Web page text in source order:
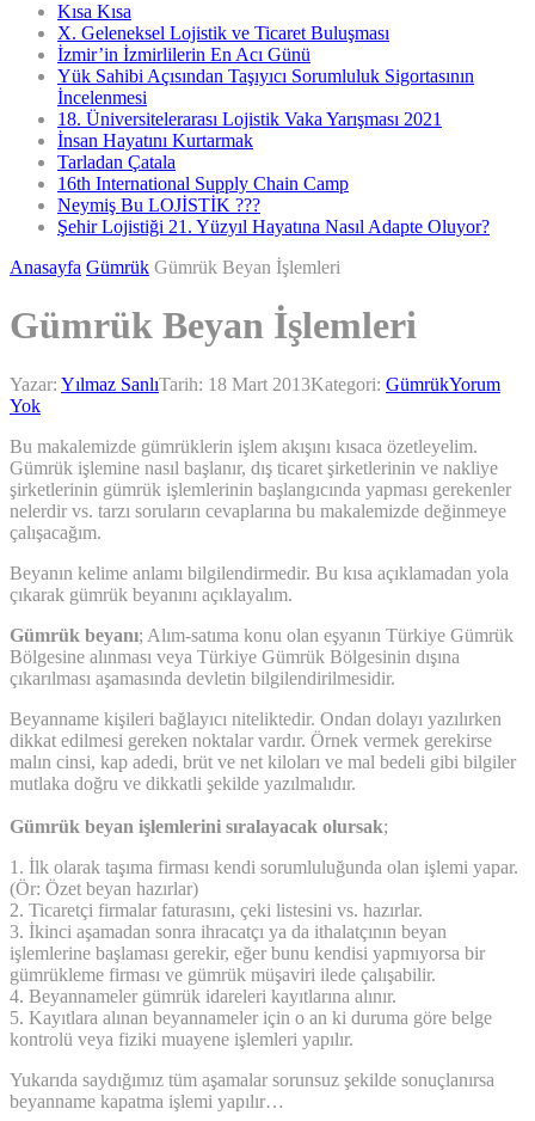
Kısa Kısa
X. Geleneksel Lojistik ve Ticaret Buluşması
İzmir’in İzmirlilerin En Acı Günü
Yük Sahibi Açısından Taşıyıcı Sorumluluk Sigortasının
İncelenmesi
18. Üniversitelerarası Lojistik Vaka Yarışması 2021
İnsan Hayatını Kurtarmak
Tarladan Çatala
16th International Supply Chain Camp
Neymiş Bu LOJİSTİK ???
Şehir Lojistiği 21. Yüzyıl Hayatına Nasıl Adapte Oluyor?
Anasayfa Gümrük Gümrük Beyan İşlemleri
Gümrük Beyan İşlemleri
Yazar: Yılmaz SanlıTarih: 18 Mart 2013Kategori: GümrükYorum
Yok
Bu makalemizde gümrüklerin işlem akışını kısaca özetleyelim.
Gümrük işlemine nasıl başlanır, dış ticaret şirketlerinin ve nakliye
şirketlerinin gümrük işlemlerinin başlangıcında yapması gerekenler
nelerdir vs. tarzı soruların cevaplarına bu makalemizde değinmeye
çalışacağım.
Beyanın kelime anlamı bilgilendirmedir. Bu kısa açıklamadan yola
çıkarak gümrük beyanını açıklayalım.
Gümrük beyanı; Alım-satıma konu olan eşyanın Türkiye Gümrük
Bölgesine alınması veya Türkiye Gümrük Bölgesinin dışına
çıkarılması aşamasında devletin bilgilendirilmesidir.
Beyanname kişileri bağlayıcı niteliktedir. Ondan dolayı yazılırken
dikkat edilmesi gereken noktalar vardır. Örnek vermek gerekirse
malın cinsi, kap adedi, brüt ve net kiloları ve mal bedeli gibi bilgiler
mutlaka doğru ve dikkatli şekilde yazılmalıdır.
Gümrük beyan işlemlerini sıralayacak olursak;
1. İlk olarak taşıma firması kendi sorumluluğunda olan işlemi yapar.
(Ör: Özet beyan hazırlar)
2. Ticaretçi firmalar faturasını, çeki listesini vs. hazırlar.
3. İkinci aşamadan sonra ihracatçı ya da ithalatçının beyan
işlemlerine başlaması gerekir, eğer bunu kendisi yapmıyorsa bir
gümrükleme firması ve gümrük müşaviri ilede çalışabilir.
4. Beyannameler gümrük idareleri kayıtlarına alınır.
5. Kayıtlara alınan beyannameler için o an ki duruma göre belge
kontrolü veya fiziki muayene işlemleri yapılır.
Yukarıda saydığımız tüm aşamalar sorunsuz şekilde sonuçlanırsa
beyanname kapatma işlemi yapılır…